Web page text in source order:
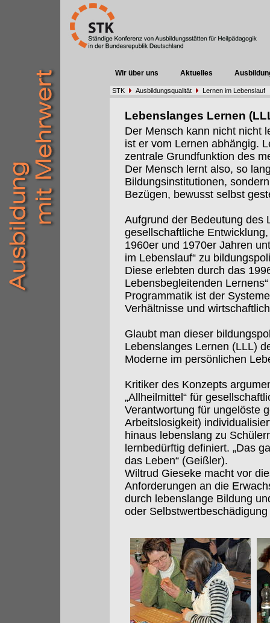
Wir über uns Aktuelles
STK Ausbildungsqualität Lernen im Lebenslauf
Lebenslanges Lernen
Der Mensch kann nicht nicht
ist er vom Lernen abhängig.
zentrale Grundfunktion des
Der Mensch lernt also, so
Bildungsinstitutionen,
Bezügen, bewusst selbst
Aufgrund der Bedeutung des
gesellschaftliche
1960er und 1970er Jahren
im Lebenslauf“ zu
Diese erlebten durch das
Lebensbegleitenden
Programmatik ist der
Verhältnisse und
Glaubt man dieser
Lebenslanges Lernen (LLL)
Moderne im persönlichen
Kritiker des Konzepts
„Allheilmittel“ für
Verantwortung für ungelöste
Arbeitslosigkeit)
hinaus lebenslang zu
lernbedürftig definiert. „Das
das Leben“ (Geißler).
Wiltrud Gieseke macht vor
Anforderungen an die
durch lebenslange Bildung
oder